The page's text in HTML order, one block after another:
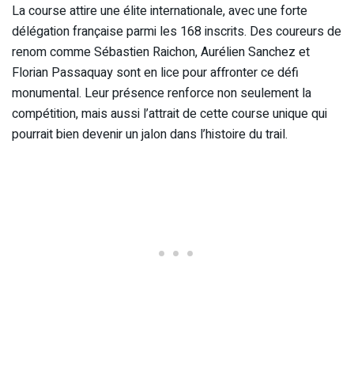
La course attire une élite internationale, avec une forte
délégation française parmi les 168 inscrits. Des coureurs de
renom comme Sébastien Raichon, Aurélien Sanchez et
Florian Passaquay sont en lice pour affronter ce défi
monumental. Leur présence renforce non seulement la
compétition, mais aussi l’attrait de cette course unique qui
pourrait bien devenir un jalon dans l’histoire du trail.